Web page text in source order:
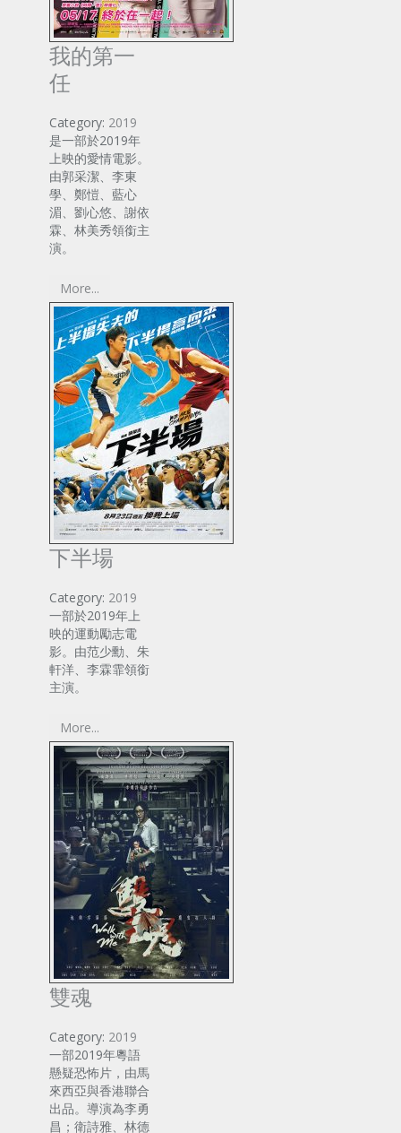
我的第一
任
Category: 2019
是一部於2019年
上映的愛情電影。
由郭采潔、李東
學、鄭愷、藍心
湄、劉心悠、謝依
霖、林美秀領銜主
演。
More...
下半場
Category: 2019
一部於2019年上
映的運動勵志電
影。由范少勳、朱
軒洋、李霖霏領銜
主演。
More...
雙魂
Category: 2019
一部2019年粵語
懸疑恐怖片，由馬
來西亞與香港聯合
出品。導演為李勇
昌；衛詩雅、林德